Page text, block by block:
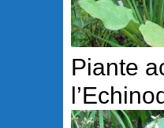
Piante